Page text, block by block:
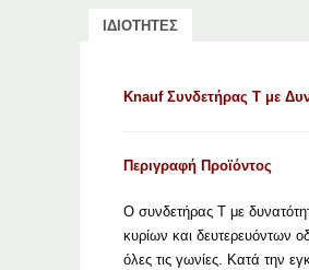
ΙΔΙΟΤΗΤΕΣ
Knauf Συνδετήρας Τ με
Περιγραφή Προϊόντος
Ο συνδετήρας Τ με
κυρίων και δευτερευόντων
όλες τις γωνίες. Κατά την